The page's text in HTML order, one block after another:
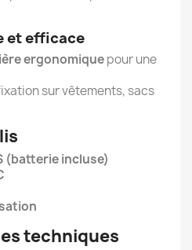
et efficace
ergonomiquepour une
sur vêtements, sacs
(batterie incluse)
techniques